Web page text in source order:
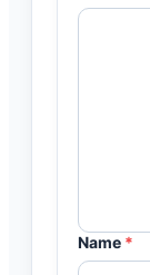
Name *